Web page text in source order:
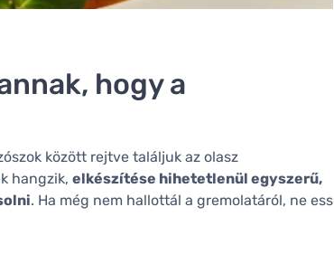
hogy a
között rejtve találjuk az olasz
hangzik, elkészítése hihetetlenül egyszerű,
. Ha még nem hallottál a gremolatáról, ne ess